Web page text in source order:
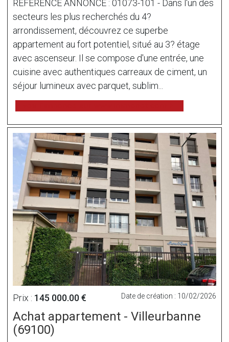
REFERENCE ANNONCE : 01073-101 - Dans l'un des
secteurs les plus recherchés du 4?
arrondissement, découvrez ce superbe
appartement au fort potentiel, situé au 3? étage
avec ascenseur. Il se compose d'une entrée, une
cuisine avec authentiques carreaux de ciment, un
séjour lumineux avec parquet, sublim...
Prix : 145 000.00 € Date de création : 10/02/2026
Achat appartement - Villeurbanne
(69100)